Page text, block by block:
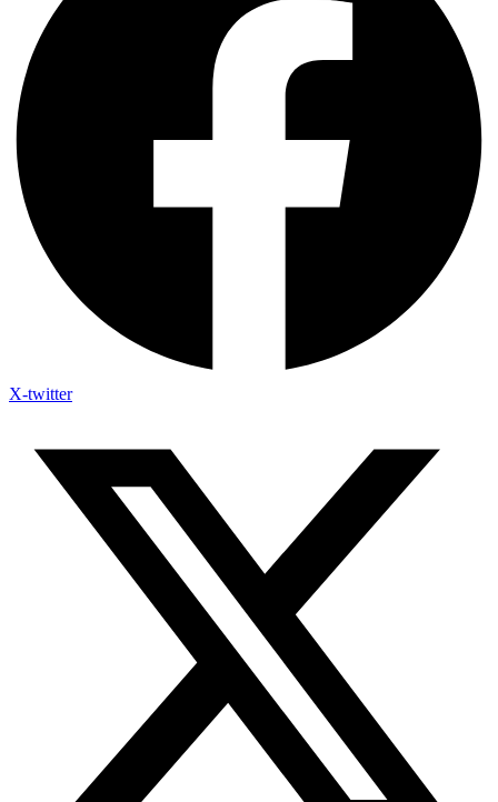
X-twitter